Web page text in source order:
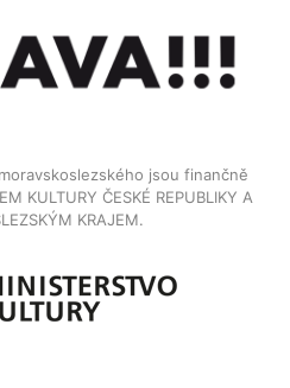
jsou finančně
KULTURY ČESKÉ REPUBLIKY A
KRAJEM.